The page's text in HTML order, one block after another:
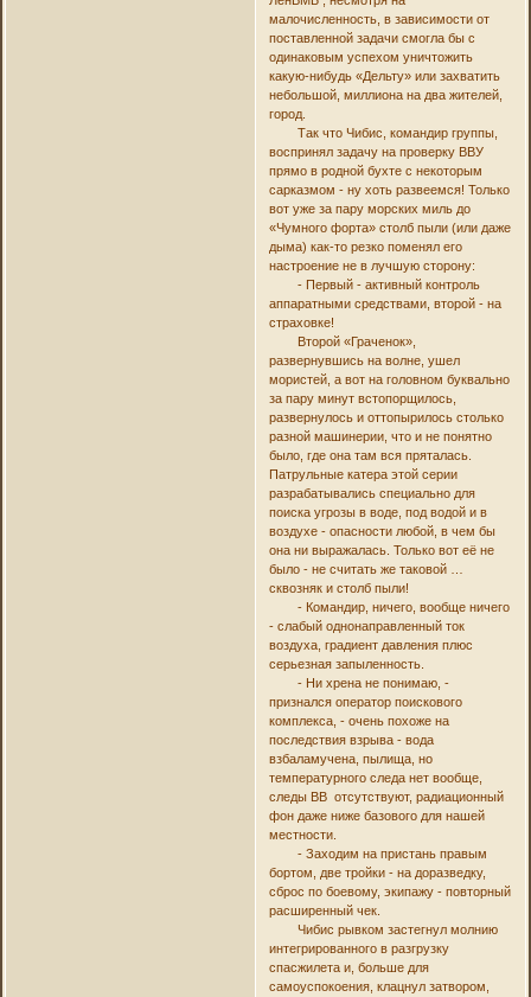
малочисленность, в зависимости от
поставленной задачи смогла бы с
одинаковым успехом уничтожить
какую-нибудь «Дельту» или захватить
небольшой, миллиона на два жителей,
город.
Так что Чибис, командир группы,
воспринял задачу на проверку ВВУ
прямо в родной бухте с некоторым
сарказмом - ну хоть развеемся! Только
вот уже за пару морских миль до
«Чумного форта» столб пыли (или даже
дыма) как-то резко поменял его
настроение не в лучшую сторону:
- Первый - активный контроль
аппаратными средствами, второй - на
страховке!
Второй «Граченок»,
развернувшись на волне, ушел
мористей, а вот на головном буквально
за пару минут встопорщилось,
развернулось и оттопырилось столько
разной машинерии, что и не понятно
было, где она там вся пряталась.
Патрульные катера этой серии
разрабатывались специально для
поиска угрозы в воде, под водой и в
воздухе - опасности любой, в чем бы
она ни выражалась. Только вот её не
было - не считать же таковой …
сквозняк и столб пыли!
- Командир, ничего, вообще ничего
- слабый однонаправленный ток
воздуха, градиент давления плюс
серьезная запыленность.
- Ни хрена не понимаю, -
признался оператор поискового
комплекса, - очень похоже на
последствия взрыва - вода
взбаламучена, пылища, но
температурного следа нет вообще,
следы ВВ отсутствуют, радиационный
фон даже ниже базового для нашей
местности.
- Заходим на пристань правым
бортом, две тройки - на доразведку,
сброс по боевому, экипажу - повторный
расширенный чек.
Чибис рывком застегнул молнию
интегрированного в разгрузку
спасжилета и, больше для
самоуспокоения, клацнул затвором,